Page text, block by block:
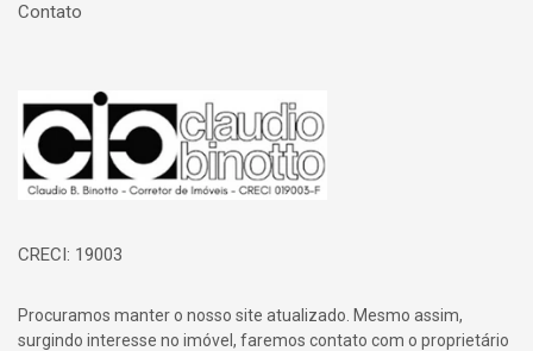
Contato
Página inicial
CRECI: 19003
Procuramos manter o nosso site atualizado. Mesmo assim,
surgindo interesse no imóvel, faremos contato com o proprietário